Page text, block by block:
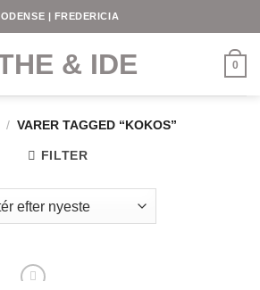
ODENSE | FREDERICIA
0
/ VARER TAGGED “KOKOS”
FILTER